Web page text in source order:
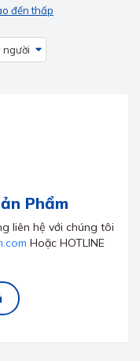
đến thấp
người
Phẩm
liên hệ với chúng tôi
Hoặc HOTLINE